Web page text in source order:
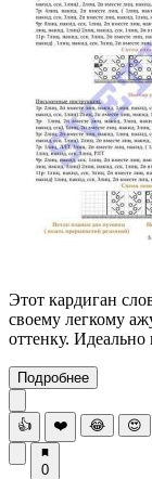
Этот кардиган
своему легкому
оттенку.
Подробнее
👍 ❤️ 😂 😍
0